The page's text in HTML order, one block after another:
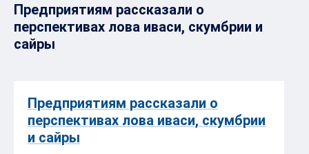
Предприятиям рассказали о
перспективах лова иваси, скумбрии и
сайры
Предприятиям рассказали о
перспективах лова иваси, скумбрии
и сайры